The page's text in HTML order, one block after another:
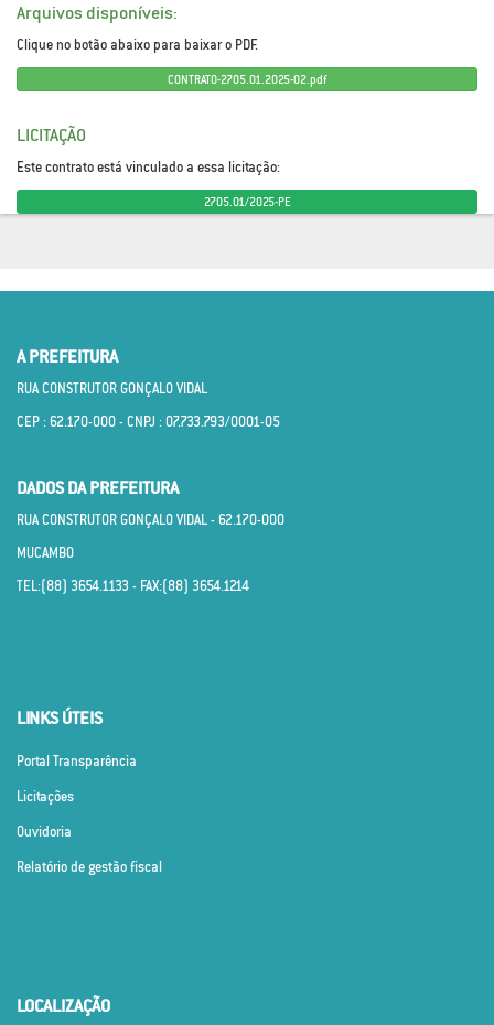
Arquivos disponíveis:
Clique no botão abaixo para baixar o PDF.
CONTRATO-2705.01.2025-02.pdf
LICITAÇÃO
Este contrato está vinculado a essa licitação:
2705.01/2025-PE
A PREFEITURA
RUA CONSTRUTOR GONÇALO VIDAL
CEP : 62.170­-000 - CNPJ : 07.733.793/0001­-05
DADOS DA PREFEITURA
RUA CONSTRUTOR GONÇALO VIDAL - 62.170­-000
MUCAMBO
TEL:(88) 3654.1133 - FAX:(88) 3654.1214
LINKS ÚTEIS
Portal Transparência
Licitações
Ouvidoria
Relatório de gestão fiscal
LOCALIZAÇÃO